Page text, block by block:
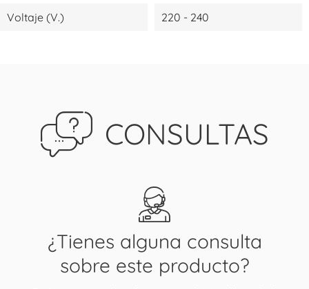
Voltaje (V.) 220 - 240
CONSULTAS
¿Tienes alguna consulta
sobre este producto?